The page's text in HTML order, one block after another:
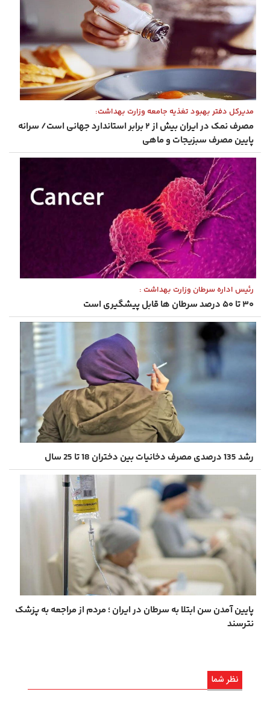
مدیرکل دفتر بهبود تغذیه جامعه وزارت بهداشت:
مصرف نمک در ایران‌ بیش از ۲ برابر استاندارد جهانی است/ سرانه
پایین مصرف سبزیجات و ماهی
رئیس اداره سرطان وزارت بهداشت :
۳۰ تا ۵۰ درصد سرطان ها قابل پیشگیری است
رشد 135 درصدی مصرف دخانیات بین دختران 18 تا 25 سال
پایین آمدن سن ابتلا به سرطان در ایران ؛ مردم از مراجعه به پزشک
نترسند
نظر شما